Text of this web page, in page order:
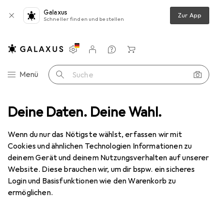
Deine Daten. Deine Wahl.
Wenn du nur das Nötigste wählst, erfassen wir mit
Cookies und ähnlichen Technologien Informationen zu
deinem Gerät und deinem Nutzungsverhalten auf unserer
Website. Diese brauchen wir, um dir bspw. ein sicheres
Login und Basisfunktionen wie den Warenkorb zu
ermöglichen.
Galaxus
Schneller finden und bestellen Zur App
Navigation nach Kategorien
Menü Suche
Einstellungen
Kundenkonto
Vergleichslisten
Merklisten
Warenkorb
Zubehör Running Nike Laufgurt Flex Stride Bottle 24oz
3 Bilder
NikeLaufgurt Flex Stride Bottle 24oz
EUR
46,76